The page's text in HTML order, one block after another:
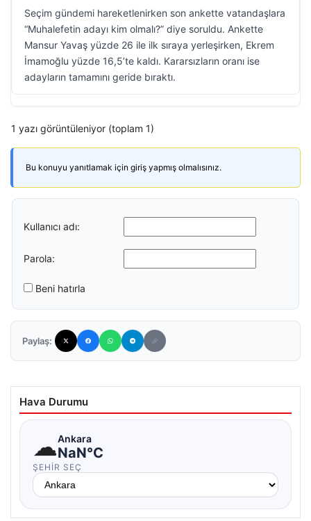
Seçim gündemi hareketlenirken son ankette vatandaşlara
“Muhalefetin adayı kim olmalı?” diye soruldu. Ankette
Mansur Yavaş yüzde 26 ile ilk sıraya yerleşirken, Ekrem
İmamoğlu yüzde 16,5’te kaldı. Kararsızların oranı ise
adayların tamamını geride bıraktı.
1 yazı görüntüleniyor (toplam 1)
Bu konuyu yanıtlamak için giriş yapmış olmalısınız.
Kullanıcı adı:
Parola:
Beni hatırla
Paylaş:
Hava Durumu
☁Ankara
NaN°C
ŞEHIR SEÇ